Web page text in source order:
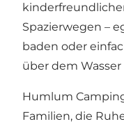
Spazierwegen –
baden oder
über dem
Humlum
Familien, die